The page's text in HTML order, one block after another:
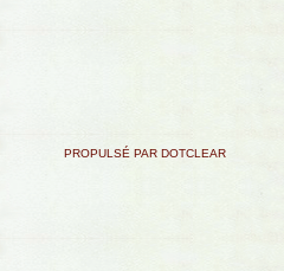
PROPULSÉ PAR DOTCLEAR